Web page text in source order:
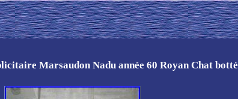
Marsaudon Nadu année 60 Royan Chat botté